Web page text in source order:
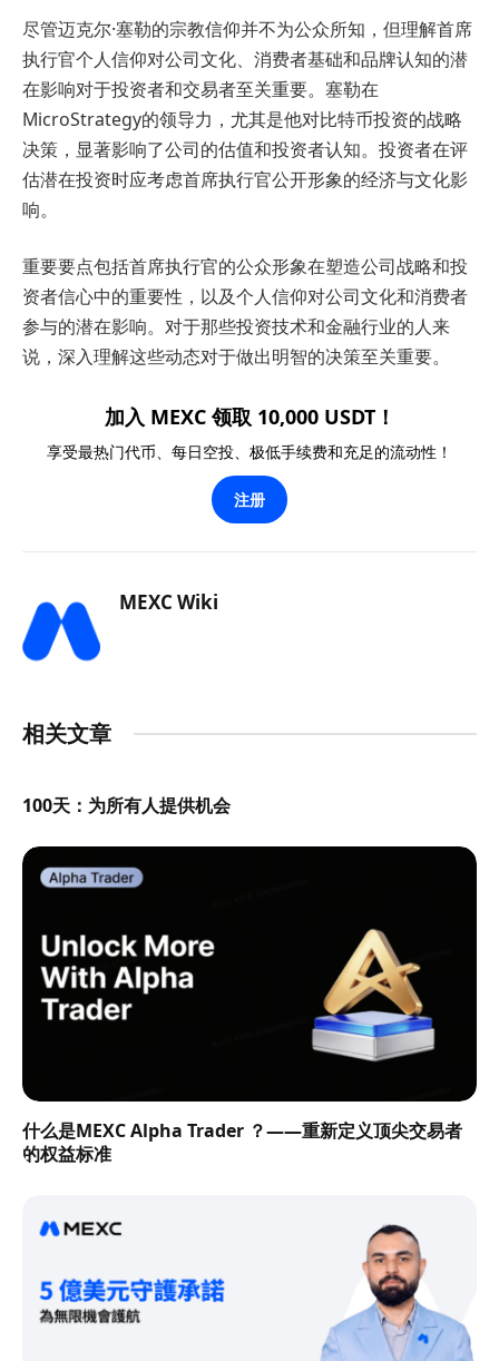
尽管迈克尔·塞勒的宗教信仰并不为公众所知，但理解首席
执行官个人信仰对公司文化、消费者基础和品牌认知的潜
在影响对于投资者和交易者至关重要。塞勒在
MicroStrategy的领导力，尤其是他对比特币投资的战略
决策，显著影响了公司的估值和投资者认知。投资者在评
估潜在投资时应考虑首席执行官公开形象的经济与文化影
响。
重要要点包括首席执行官的公众形象在塑造公司战略和投
资者信心中的重要性，以及个人信仰对公司文化和消费者
参与的潜在影响。对于那些投资技术和金融行业的人来
说，深入理解这些动态对于做出明智的决策至关重要。
加入 MEXC 领取 10,000 USDT！
享受最热门代币、每日空投、极低手续费和充足的流动性！
注册
MEXC Wiki
相关文章
100天：为所有人提供机会
什么是MEXC Alpha Trader ？——重新定义顶尖交易者
的权益标准